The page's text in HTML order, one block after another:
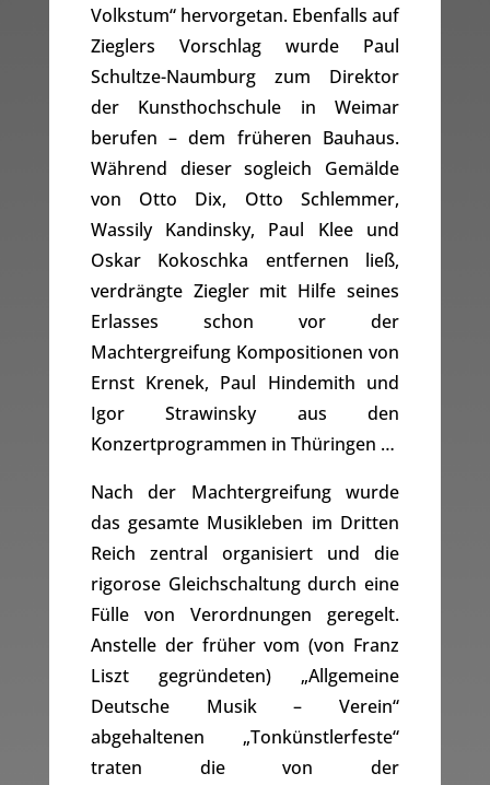
Volkstum“ hervorgetan. Ebenfalls auf
Zieglers Vorschlag wurde Paul
Schultze-Naumburg zum Direktor
der Kunsthochschule in Weimar
berufen – dem früheren Bauhaus.
Während dieser sogleich Gemälde
von Otto Dix, Otto Schlemmer,
Wassily Kandinsky, Paul Klee und
Oskar Kokoschka entfernen ließ,
verdrängte Ziegler mit Hilfe seines
Erlasses schon vor der
Machtergreifung Kompositionen von
Ernst Krenek, Paul Hindemith und
Igor Strawinsky aus den
Konzertprogrammen in Thüringen …
Nach der Machtergreifung wurde
das gesamte Musikleben im Dritten
Reich zentral organisiert und die
rigorose Gleichschaltung durch eine
Fülle von Verordnungen geregelt.
Anstelle der früher vom (von Franz
Liszt gegründeten) „Allgemeine
Deutsche Musik – Verein“
abgehaltenen „Tonkünstlerfeste“
traten die von der